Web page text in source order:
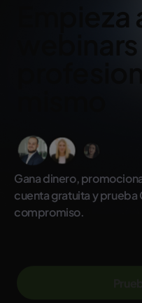
webinars
Gana dinero,
cuenta gratuita y prueba
compromiso.